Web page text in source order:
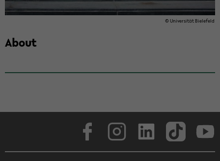
© Uni­ver­sität Biele­feld
About
Face­book LinkedIn